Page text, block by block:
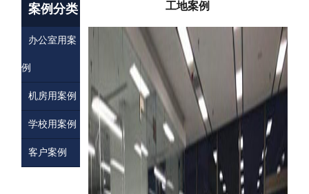
案例分类
办公室用案
例
机房用案例
学校用案例
客户案例
工地案例